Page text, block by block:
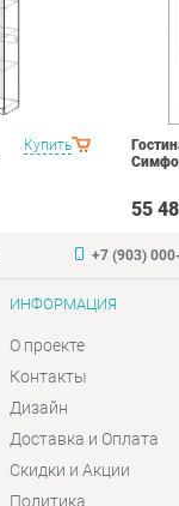
Купить
55
+7 (903)
ИНФОРМАЦИЯ
О проекте
Контакты
Дизайн
Доставка и Оплата
Скидки и Акции
Политика